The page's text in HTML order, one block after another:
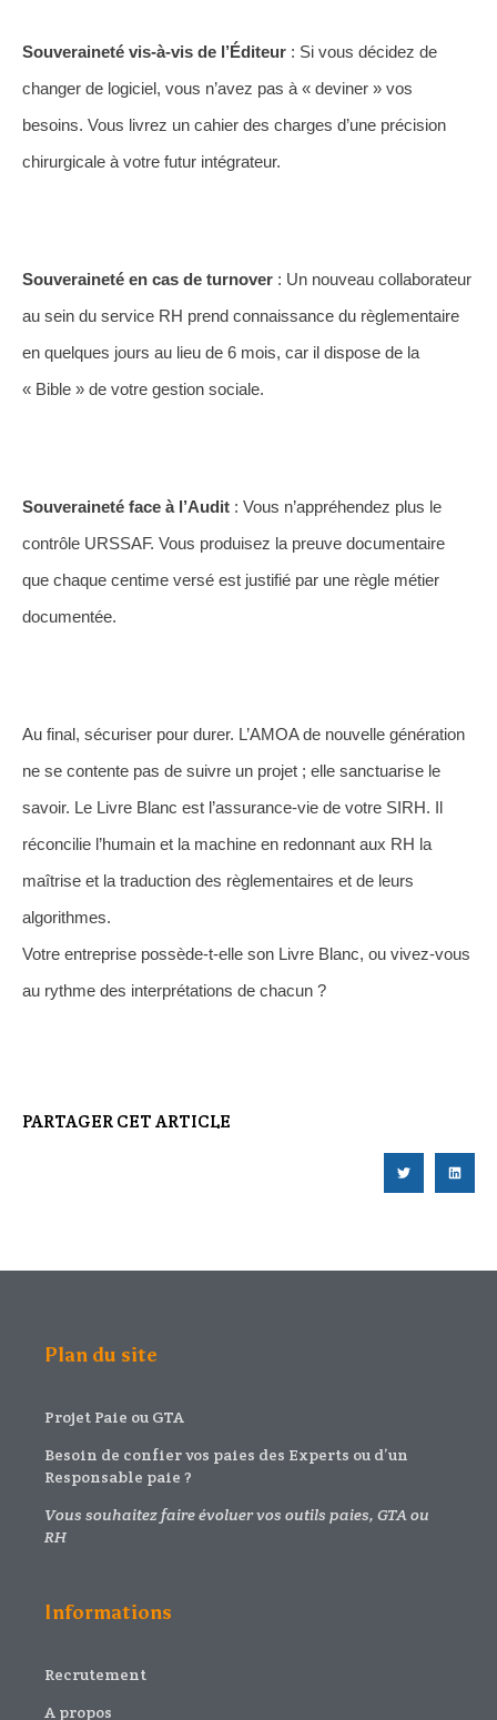
Souveraineté vis-à-vis de l’Éditeur : Si vous décidez de
changer de logiciel, vous n’avez pas à « deviner » vos
besoins. Vous livrez un cahier des charges d’une précision
chirurgicale à votre futur intégrateur.
Souveraineté en cas de turnover : Un nouveau collaborateur
au sein du service RH prend connaissance du règlementaire
en quelques jours au lieu de 6 mois, car il dispose de la
« Bible » de votre gestion sociale.
Souveraineté face à l’Audit : Vous n’appréhendez plus le
contrôle URSSAF. Vous produisez la preuve documentaire
que chaque centime versé est justifié par une règle métier
documentée.
Au final, sécuriser pour durer. L’AMOA de nouvelle génération
ne se contente pas de suivre un projet ; elle sanctuarise le
savoir. Le Livre Blanc est l’assurance-vie de votre SIRH. Il
réconcilie l’humain et la machine en redonnant aux RH la
maîtrise et la traduction des règlementaires et de leurs
algorithmes.
Votre entreprise possède-t-elle son Livre Blanc, ou vivez-vous
au rythme des interprétations de chacun ?
PARTAGER CET ARTICLE
Plan du site
Projet Paie ou GTA
Besoin de confier vos paies des Experts ou d’un
Responsable paie ?
Vous souhaitez faire évoluer vos outils paies, GTA ou
RH
Informations
Recrutement
A propos